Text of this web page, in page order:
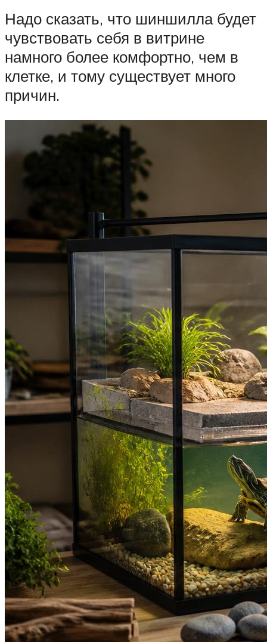
Надо сказать, что шиншилла будет
чувствовать себя в витрине
намного более комфортно, чем в
клетке, и тому существует много
причин.